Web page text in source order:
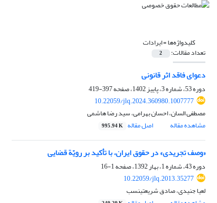
کلیدواژه‌ها =ایرادات
تعداد مقالات: 2
دعوای فاقد اثر قانونی
دوره 53، شماره 3، پاییز 1402، صفحه
397-419
10.22059/jlq.2024.360980.1007777
مصطفی السان، احسان بهرامی، سید رضا هاشمی
مشاهده مقاله
اصل مقاله 995.94 K
«وصف تجریدی» در حقوق ایران، با تأکید بر رویّة قضایی
دوره 43، شماره 1، بهار 1392، صفحه
1-16
10.22059/jlq.2013.35277
لعیا جنیدی، صادق شریعتی‏نسب